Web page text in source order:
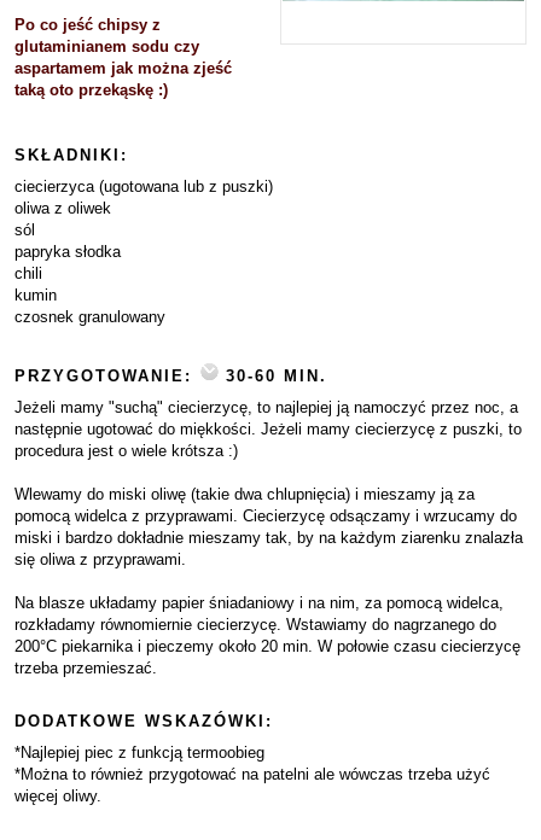
Po co jeść chipsy z
glutaminianem sodu czy
aspartamem jak można zjeść
taką oto przekąskę :)
SKŁADNIKI:
ciecierzyca (ugotowana lub z puszki)
oliwa z oliwek
sól
papryka słodka
chili
kumin
czosnek granulowany
PRZYGOTOWANIE:
30-60 MIN.
Jeżeli mamy "suchą" ciecierzycę, to najlepiej ją namoczyć przez noc, a
następnie ugotować do miękkości. Jeżeli mamy ciecierzycę z puszki, to
procedura jest o wiele krótsza :)
Wlewamy do miski oliwę (takie dwa chlupnięcia) i mieszamy ją za
pomocą widelca z przyprawami. Ciecierzycę odsączamy i wrzucamy do
miski i bardzo dokładnie mieszamy tak, by na każdym ziarenku znalazła
się oliwa z przyprawami.
Na blasze układamy papier śniadaniowy i na nim, za pomocą widelca,
rozkładamy równomiernie ciecierzycę. Wstawiamy do nagrzanego do
200°C piekarnika i pieczemy około 20 min. W połowie czasu ciecierzycę
trzeba przemieszać.
DODATKOWE WSKAZÓWKI:
*Najlepiej piec z funkcją termoobieg
*Można to również przygotować na patelni ale wówczas trzeba użyć
więcej oliwy.